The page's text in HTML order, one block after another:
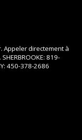
Appeler directement à
819-
450-378-2686